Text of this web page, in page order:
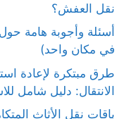
نقل العفش؟
أسئلة وأجوبة هامة
في مكان واحد)
طرق مبتكرة لإعادة
الانتقال: دليل شامل
باقات نقل الأثاث